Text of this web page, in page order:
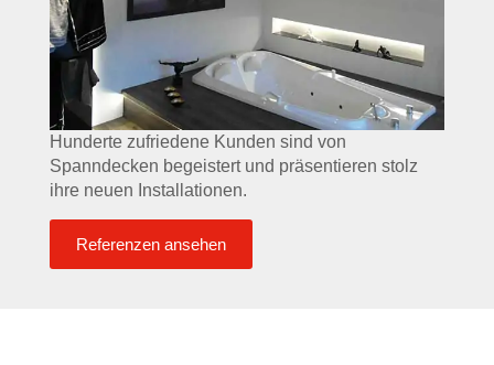
Hunderte zufriedene Kunden sind von
Spanndecken begeistert und präsentieren stolz
ihre neuen Installationen.
Referenzen ansehen